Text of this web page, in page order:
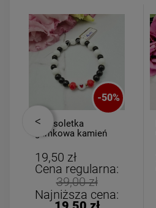
-50%
Bransoletka
gumkowa kamień
serce
19,50 zł
Cena regularna:
39,00 zł
Najniższa cena: